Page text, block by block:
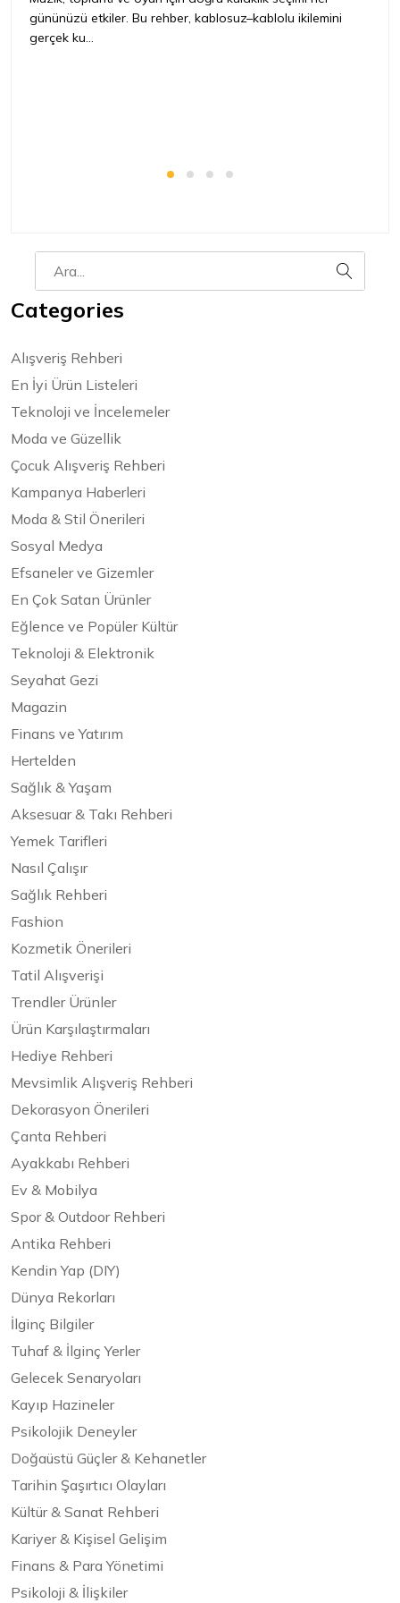
gününüzü etkiler. Bu rehber, kablosuz–kablolu ikilemini
gerçek ku...
Categories
Alışveriş Rehberi
En İyi Ürün Listeleri
Teknoloji ve İncelemeler
Moda ve Güzellik
Çocuk Alışveriş Rehberi
Kampanya Haberleri
Moda & Stil Önerileri
Sosyal Medya
Efsaneler ve Gizemler
En Çok Satan Ürünler
Eğlence ve Popüler Kültür
Teknoloji & Elektronik
Seyahat Gezi
Magazin
Finans ve Yatırım
Hertelden
Sağlık & Yaşam
Aksesuar & Takı Rehberi
Yemek Tarifleri
Nasıl Çalışır
Sağlık Rehberi
Fashion
Kozmetik Önerileri
Tatil Alışverişi
Trendler Ürünler
Ürün Karşılaştırmaları
Hediye Rehberi
Mevsimlik Alışveriş Rehberi
Dekorasyon Önerileri
Çanta Rehberi
Ayakkabı Rehberi
Ev & Mobilya
Spor & Outdoor Rehberi
Antika Rehberi
Kendin Yap (DIY)
Dünya Rekorları
İlginç Bilgiler
Tuhaf & İlginç Yerler
Gelecek Senaryoları
Kayıp Hazineler
Psikolojik Deneyler
Doğaüstü Güçler & Kehanetler
Tarihin Şaşırtıcı Olayları
Kültür & Sanat Rehberi
Kariyer & Kişisel Gelişim
Finans & Para Yönetimi
Psikoloji & İlişkiler